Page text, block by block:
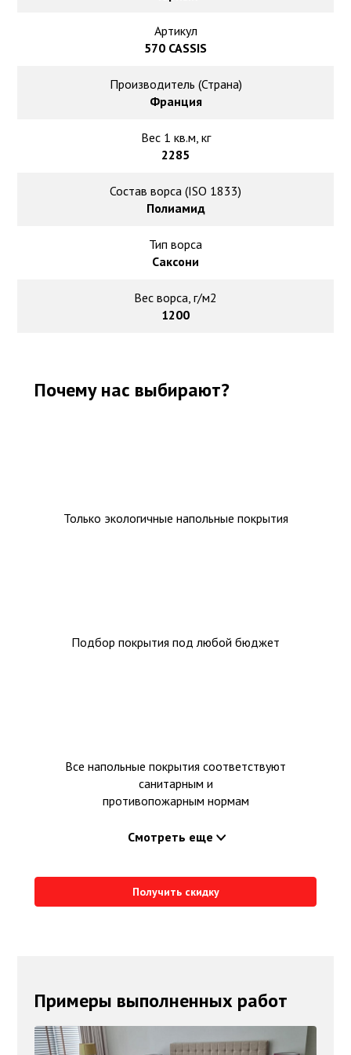
Ковролин оптом
Ковролин под теплый пол
Артикул
570 CASSIS
Производитель (Страна)
Франция
Вес 1 кв.м, кг
2285
Состав ворса (ISO 1833)
Полиамид
Тип ворса
Саксони
Вес ворса, г/м2
1200
Почему нас выбирают?
Только экологичные напольные покрытия
Подбор покрытия под любой бюджет
Все напольные покрытия соответствуют
санитарным и
противопожарным нормам
Смотреть еще
Получить скидку
Примеры выполненных работ